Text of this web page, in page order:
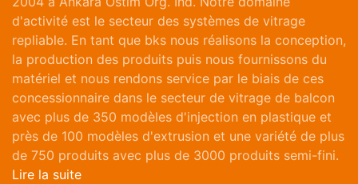
d'activité est le secteur des systèmes de vitrage
repliable. En tant que bks nous réalisons la conception,
la production des produits puis nous fournissons du
matériel et nous rendons service par le biais de ces
concessionnaire dans le secteur de vitrage de balcon
avec plus de 350 modèles d'injection en plastique et
près de 100 modèles d'extrusion et une variété de plus
de 750 produits avec plus de 3000 produits semi-fini.
Lire la suite